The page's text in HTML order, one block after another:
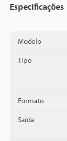
Especificações
Modelo
Tipo
Formato
Saída